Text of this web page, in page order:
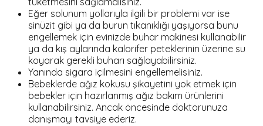
Eğer solunum yollarıyla ilgili bir problemi var ise
sinüzit gibi ya da burun tıkanıklığı yaşıyorsa bunu
engellemek için evinizde buhar makinesi kullanabilir
ya da kış aylarında kalorifer peteklerinin üzerine su
koyarak gerekli buharı sağlayabilirsiniz.
Yanında sigara içilmesini engellemelisiniz.
Bebeklerde ağız kokusu şikayetini yok etmek için
bebekler için hazırlanmış ağız bakım ürünlerini
kullanabilirsiniz. Ancak öncesinde doktorunuza
danışmayı tavsiye ederiz.